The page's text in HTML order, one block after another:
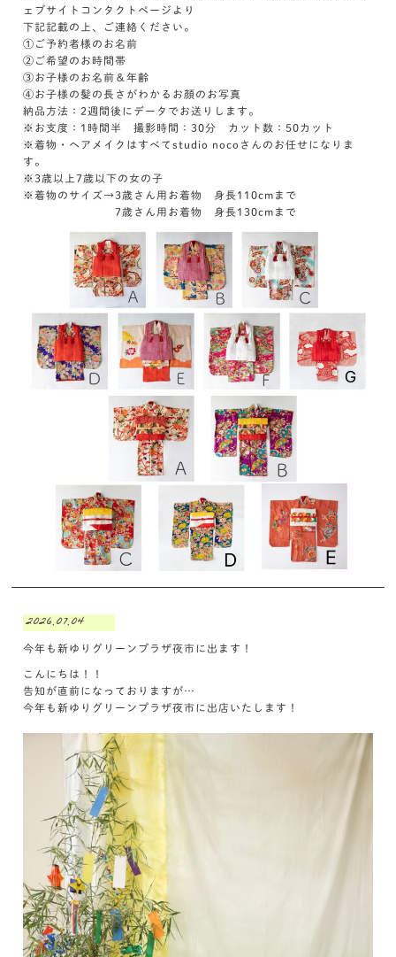
ェブサイトコンタクトページより
下記記載の上、ご連絡ください。
①ご予約者様のお名前
②ご希望のお時間帯
③お子様のお名前＆年齢
④お子様の髪の長さがわかるお顔のお写真
納品方法：2週間後にデータでお送りします。
※お支度：1時間半 撮影時間：30分 カット数：50カット
※着物・ヘアメイクはすべてstudio nocoさんのお任せになりま
す。
※3歳以上7歳以下の女の子
※着物のサイズ→3歳さん用お着物 身長110cmまで
7歳さん用お着物 身長130cmまで
2026.07.04
今年も新ゆりグリーンプラザ夜市に出ます！
こんにちは！！
告知が直前になっておりますが…
今年も新ゆりグリーンプラザ夜市に出店いたします！